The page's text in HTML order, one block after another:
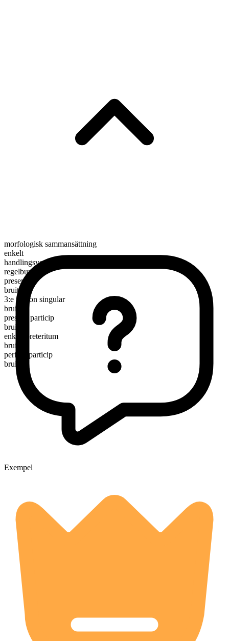
morfologisk sammansättning
enkelt
handlingsverb
regelbundet
presens
bruit
3:e person singular
bruits
presens particip
bruiting
enkelt preteritum
bruited
perfekt particip
bruited
Exempel